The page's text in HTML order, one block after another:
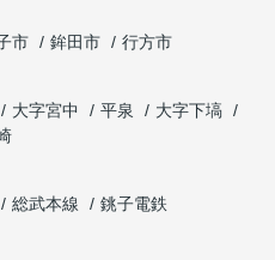
市 鉾田市
行方市
大字宮中 平泉
大字下塙
総武本線
銚子電鉄